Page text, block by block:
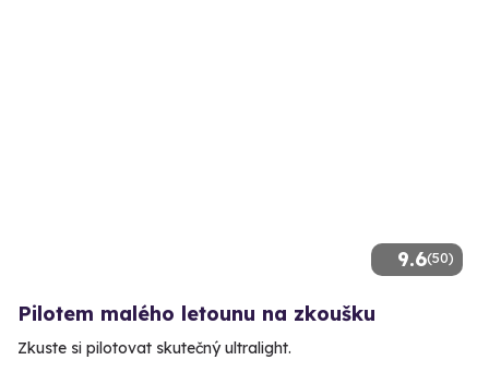
9.6(50)
Pilotem malého letounu na zkoušku
Zkuste si pilotovat skutečný ultralight.